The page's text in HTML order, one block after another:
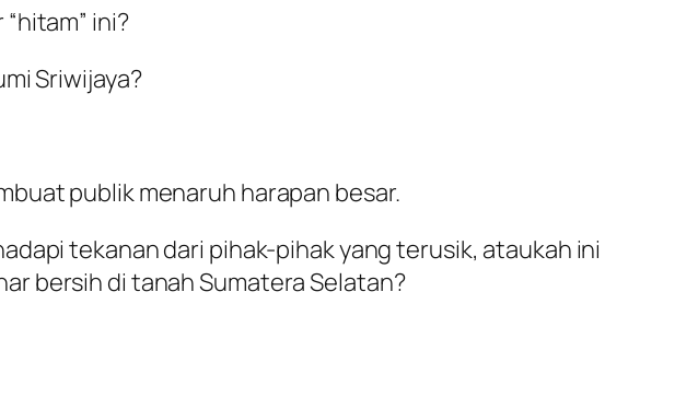
ini?
Sriwijaya?
publik menaruh harapan besar.
tekanan dari pihak-pihak yang terusik, ataukah ini
bersih di tanah Sumatera Selatan?